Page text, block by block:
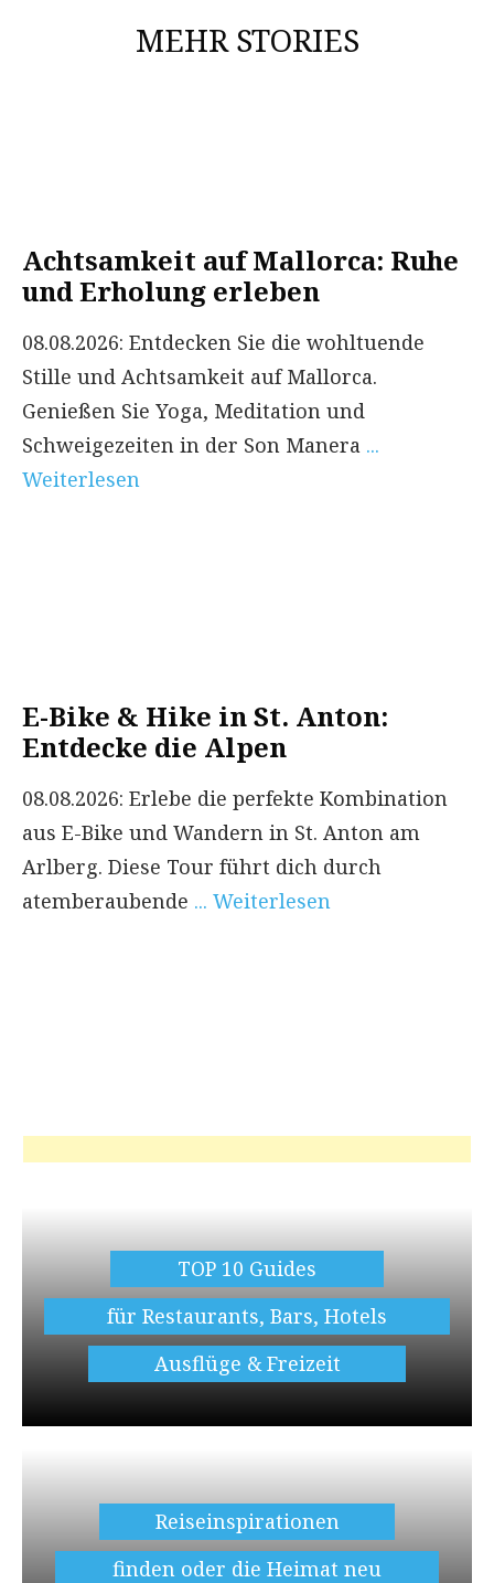
MEHR STORIES
Achtsamkeit auf Mallorca: Ruhe
und Erholung erleben
08.08.2026: Entdecken Sie die wohltuende
Stille und Achtsamkeit auf Mallorca.
Genießen Sie Yoga, Meditation und
Schweigezeiten in der Son Manera ...
Weiterlesen
E-Bike & Hike in St. Anton:
Entdecke die Alpen
08.08.2026: Erlebe die perfekte Kombination
aus E-Bike und Wandern in St. Anton am
Arlberg. Diese Tour führt dich durch
atemberaubende ... Weiterlesen
TOP 10 Guides
für Restaurants, Bars, Hotels
Ausflüge & Freizeit
Reiseinspirationen
finden oder die Heimat neu